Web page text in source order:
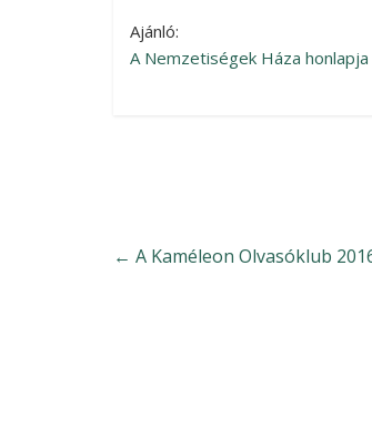
Ajánló:
A Nemzetiségek Háza honlapja
← A Kaméleon Olvasóklub